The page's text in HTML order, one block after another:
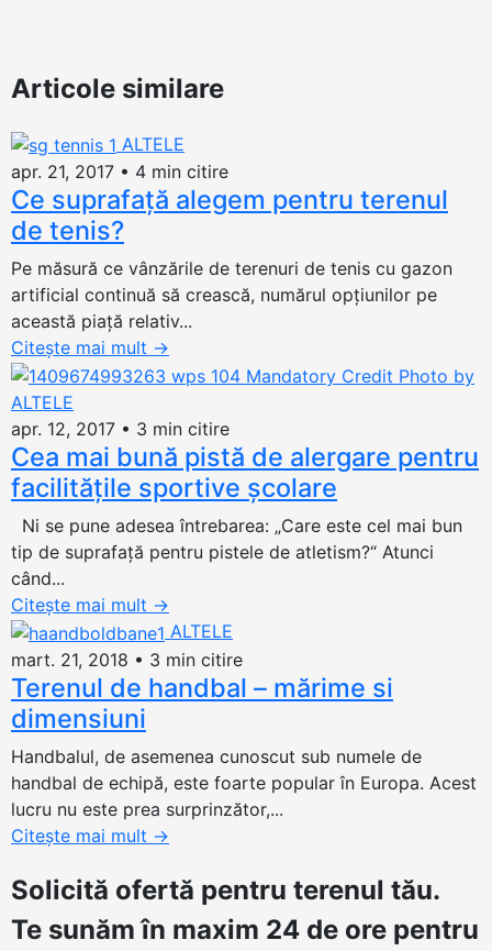
Articole similare
ALTELE
apr. 21, 2017 • 4 min citire
Ce suprafaţă alegem pentru terenul
de tenis?
Pe măsură ce vânzările de terenuri de tenis cu gazon
artificial continuă să crească, numărul opţiunilor pe
această piaţă relativ...
Citește mai mult →
ALTELE
apr. 12, 2017 • 3 min citire
Cea mai bună pistă de alergare pentru
facilităţile sportive şcolare
Ni se pune adesea întrebarea: „Care este cel mai bun
tip de suprafaţă pentru pistele de atletism?“ Atunci
când...
Citește mai mult →
ALTELE
mart. 21, 2018 • 3 min citire
Terenul de handbal – mărime si
dimensiuni
Handbalul, de asemenea cunoscut sub numele de
handbal de echipă, este foarte popular în Europa. Acest
lucru nu este prea surprinzător,...
Citește mai mult →
Solicită ofertă pentru terenul tău.
Te sunăm în maxim 24 de ore pentru